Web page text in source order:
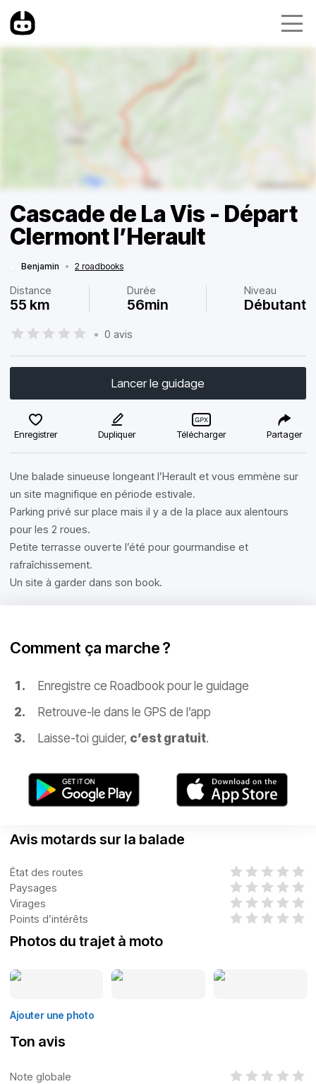
Cascade de La Vis - Départ
Clermont l’Herault
Benjamin • 2 roadbooks
Distance
55 km
Durée
56min
Niveau
Débutant
• 0 avis
Lancer le guidage
Enregistrer Dupliquer Télécharger Partager
Une balade sinueuse longeant l’Herault et vous emmène sur
un site magnifique en période estivale.
Parking privé sur place mais il y a de la place aux alentours
pour les 2 roues.
Petite terrasse ouverte l’été pour gourmandise et
rafraîchissement.
Un site à garder dans son book.
Comment ça marche ?
Enregistre ce Roadbook pour le guidage
Retrouve-le dans le GPS de l’app
Laisse-toi guider, c’est gratuit.
Avis motards sur la balade
État des routes
Paysages
Virages
Points d’intérêts
Photos du trajet à moto
Ajouter une photo
Ton avis
Note globale